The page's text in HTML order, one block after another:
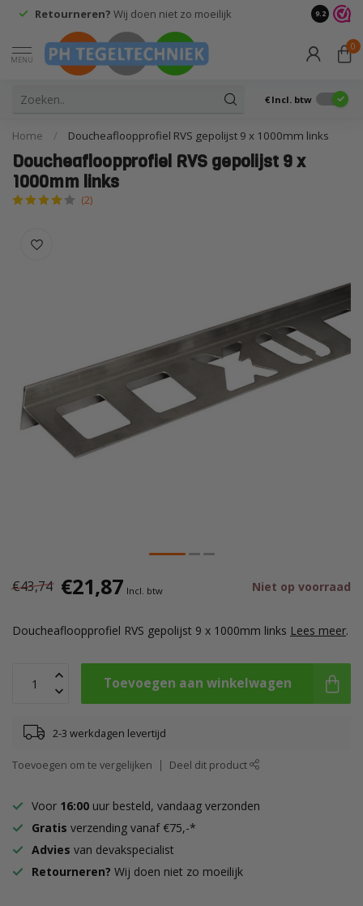
Retourneren? Wij doen niet zo moeilijk 9.2
MENU
0
€ Incl. btw
Home / Doucheafloopprofiel RVS gepolijst 9 x 1000mm links
Doucheafloopprofiel RVS gepolijst 9 x
1000mm links
(2)
€43,74 €21,87 Incl. btw Niet op voorraad
Doucheafloopprofiel RVS gepolijst 9 x 1000mm links Lees meer.
Toevoegen aan winkelwagen
2-3 werkdagen levertijd
Toevoegen om te vergelijken Deel dit product
Voor 16:00 uur besteld, vandaag verzonden
Gratis verzending vanaf €75,-*
Advies van devakspecialist
Retourneren? Wij doen niet zo moeilijk